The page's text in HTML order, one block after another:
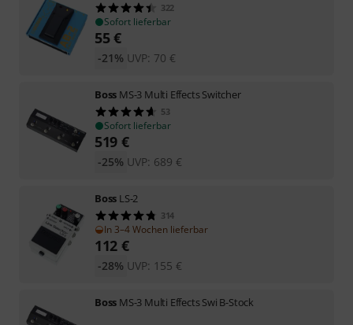
322
Sofort lieferbar
55€
UVP: 70 €
-21%
Boss MS-3 Multi Effects Switcher
53
Sofort lieferbar
519 €
UVP: 689 €
-25%
Boss LS-2
314
In 3–4 Wochen lieferbar
112 €
UVP: 155 €
-28%
Boss MS-3 Multi Effects Swi B-Stock